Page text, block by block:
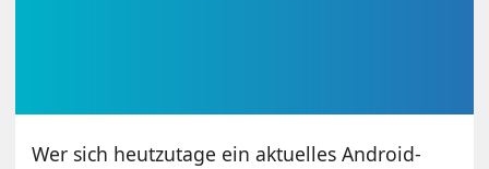
Wer sich heutzutage ein aktuelles Android-